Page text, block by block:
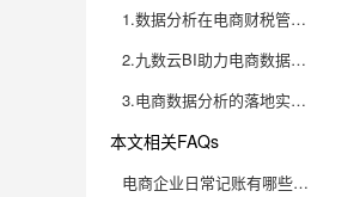
1.数据分析在电商财税管理中的价值
2.九数云BI助力电商数据分析与财税集成
3.电商数据分析的落地实践与效益提升
本文相关FAQs
电商企业日常记账有哪些常见误区？如何高效规范记账？